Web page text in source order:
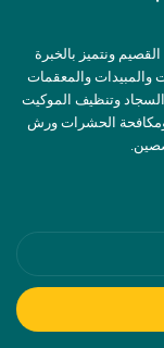
ونتميز بالخبرة
والمبيدات والمعقمات
وتنظيف الموكيت
الحشرات ورش